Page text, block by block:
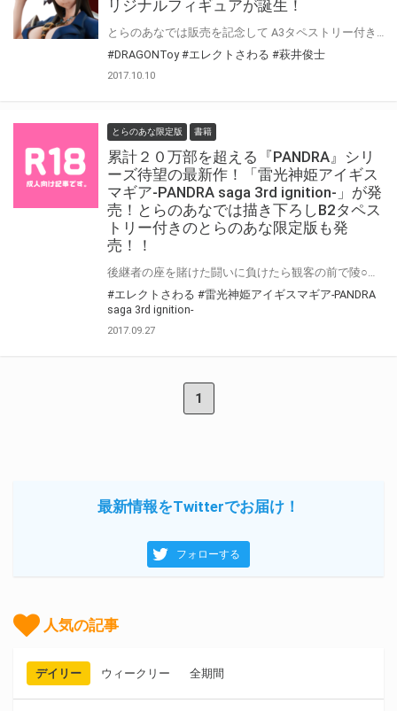
リジナルフィギュアが誕生！
#DRAGONToy #エレクトさわる #萩井俊士
2017.10.10
とらのあな限定版 書籍
累計２０万部を超える『PANDRA』シリ
ーズ待望の最新作！「雷光神姫アイギス
マギア-PANDRA saga 3rd ignition-」が発
売！とらのあなでは描き下ろしB2タペス
トリー付きのとらのあな限定版も発
売！！
#エレクトさわる #雷光神姫アイギスマギア-PANDRA
saga 3rd ignition-
2017.09.27
1
最新情報をTwitterでお届け！
フォローする
人気の記事
デイリー ウィークリー 全期間